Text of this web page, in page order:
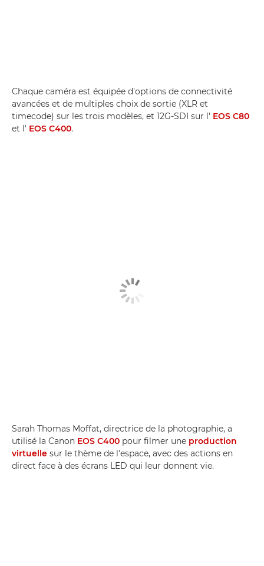
Chaque caméra est équipée d'options de connectivité
avancées et de multiples choix de sortie (XLR et
timecode) sur les trois modèles, et 12G-SDI sur l' EOS C80
et l' EOS C400.
Sarah Thomas Moffat, directrice de la photographie, a
utilisé la Canon EOS C400 pour filmer une production
virtuelle sur le thème de l'espace, avec des actions en
direct face à des écrans LED qui leur donnent vie.